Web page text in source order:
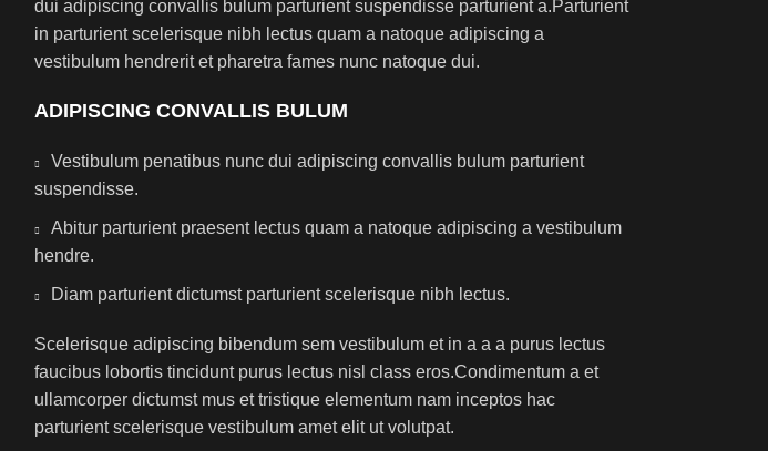
dui adipiscing convallis bulum parturient suspendisse parturient a.Parturient
in parturient scelerisque nibh lectus quam a natoque adipiscing a
vestibulum hendrerit et pharetra fames nunc natoque dui.
ADIPISCING CONVALLIS BULUM
Vestibulum penatibus nunc dui adipiscing convallis bulum parturient
suspendisse.
Abitur parturient praesent lectus quam a natoque adipiscing a vestibulum
hendre.
Diam parturient dictumst parturient scelerisque nibh lectus.
Scelerisque adipiscing bibendum sem vestibulum et in a a a purus lectus
faucibus lobortis tincidunt purus lectus nisl class eros.Condimentum a et
ullamcorper dictumst mus et tristique elementum nam inceptos hac
parturient scelerisque vestibulum amet elit ut volutpat.